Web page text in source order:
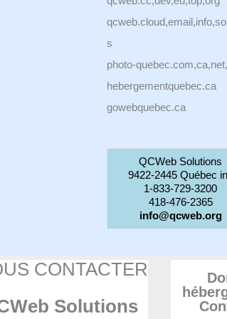
s
photo-quebec.com,ca,net,
hebergementquebec.ca
gowebquebec.ca
QCWeb Solutions
9422-2445 Québec
1-833-729-3200
418-476-2365
info@qcweb.org
CONTACTER
Solutions